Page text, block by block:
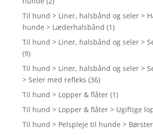
Til hund > Liner, halsbånd og seler >
hunde > Læderhalsbånd (1)
Til hund > Liner, halsbånd og seler >
(9)
Til hund > Liner, halsbånd og seler >
> Seler med refleks (36)
Til hund > Lopper & flåter (1)
Til hund > Lopper & flåter > Ugiftige
Til hund > Pelspleje til hunde >